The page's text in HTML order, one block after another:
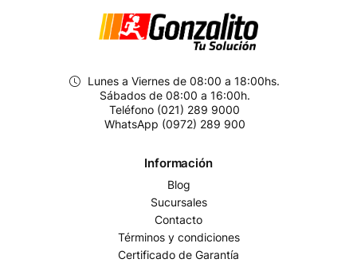
Lunes a Viernes de 08:00 a 18:00hs.
Sábados de 08:00 a 16:00h.
Teléfono (021) 289 9000
WhatsApp (0972) 289 900
Información
Blog
Sucursales
Contacto
Términos y condiciones
Certificado de Garantía